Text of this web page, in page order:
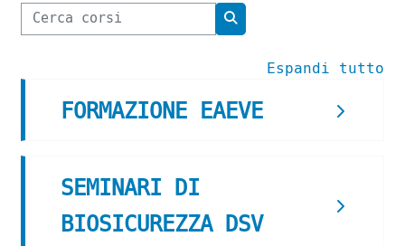
Cerca corsi
Cerca corsi
Espandi tutto
FORMAZIONE EAEVE
SEMINARI DI
BIOSICUREZZA DSV